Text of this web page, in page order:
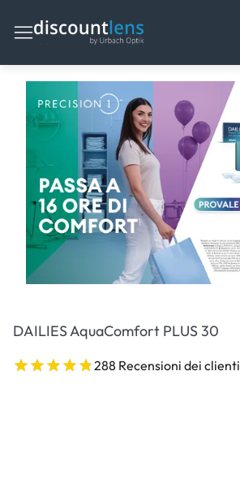
DAILIES AquaComfort PLUS 30
288 Recensioni dei clienti